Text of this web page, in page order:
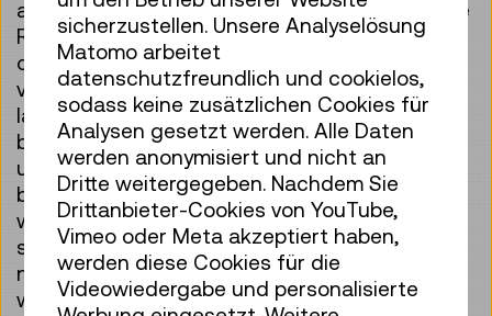
auch immer wir im Alltag verwenden: Unzählige
Rohstoffe begleiten uns – mal ganz
offensichtlich, mal versteckt und raffiniert
verarbeitet. Die Ausstellung „Materialwelten“
lädt dazu ein, genau hinzusehen: Woraus
bestehen unsere Fahrzeuge, unsere Kleidung,
unsere technischen Geräte? Welche Stoffe
begleiten uns, ohne dass wir sie bewusst
wahrnehmen? Und wie können wir
sicherstellen, dass wertvolle Rohstoffe
nachhaltig abgebaut und effizient
wiederverwendet werden?
sicherzustellen. Unsere Analyselösung
Matomo arbeitet
datenschutzfreundlich und cookielos,
sodass keine zusätzlichen Cookies für
Analysen gesetzt werden. Alle Daten
werden anonymisiert und nicht an
Dritte weitergegeben. Nachdem Sie
Drittanbieter-Cookies von YouTube,
Vimeo oder Meta akzeptiert haben,
werden diese Cookies für die
Videowiedergabe und personalisierte